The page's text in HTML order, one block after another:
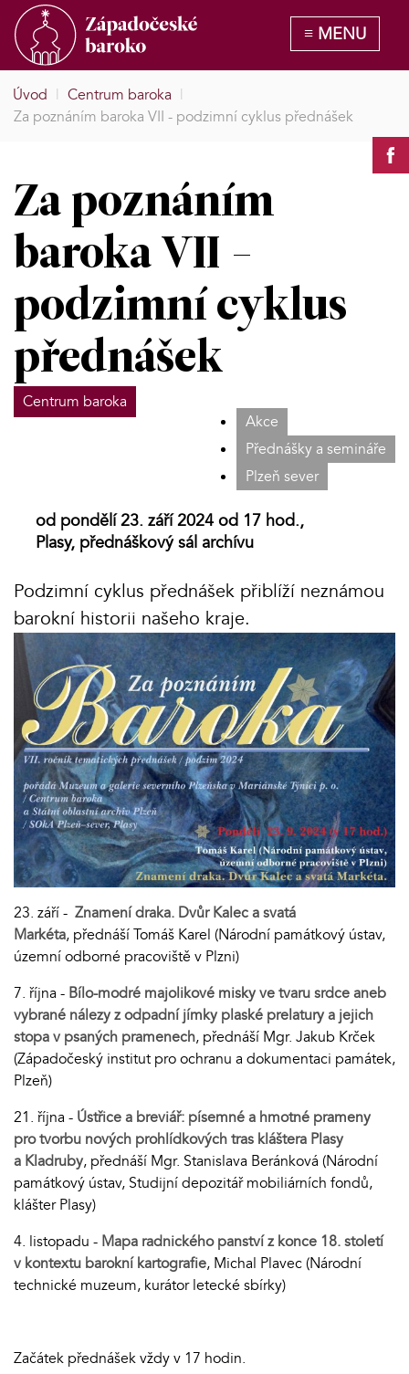
Úvod | Centrum baroka |
Za poznáním baroka VII - podzimní cyklus přednášek
Za poznáním
baroka VII -
podzimní cyklus
přednášek
Centrum baroka
Akce
Přednášky a semináře
Plzeň sever
od pondělí 23. září 2024 od 17 hod.,
Plasy, přednáškový sál archívu
Podzimní cyklus přednášek přiblíží neznámou
barokní historii našeho kraje.
23. září - Znamení draka. Dvůr Kalec a svatá
Markéta, přednáší Tomáš Karel (Národní památkový ústav,
územní odborné pracoviště v Plzni)
7. října - Bílo-modré majolikové misky ve tvaru srdce aneb
vybrané nálezy z odpadní jímky plaské prelatury a jejich
stopa v psaných pramenech, přednáší Mgr. Jakub Krček
(Západočeský institut pro ochranu a dokumentaci památek,
Plzeň)
21. října - Ústřice a breviář: písemné a hmotné prameny
pro tvorbu nových prohlídkových tras kláštera Plasy
a Kladruby, přednáší Mgr. Stanislava Beránková (Národní
památkový ústav, Studijní depozitář mobiliárních fondů,
klášter Plasy)
4. listopadu - Mapa radnického panství z konce 18. století
v kontextu barokní kartografie, Michal Plavec (Národní
technické muzeum, kurátor letecké sbírky)
Začátek přednášek vždy v 17 hodin.